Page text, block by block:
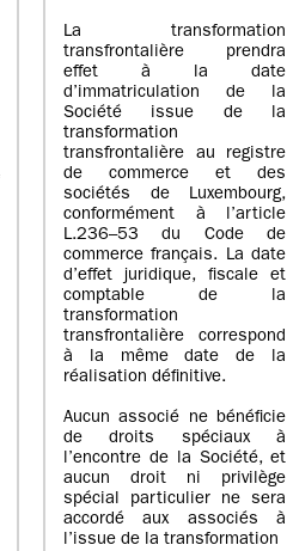
La transformation
transfrontalière prendra
effet à la date
d’immatriculation de la
Société issue de la
transformation
transfrontalière au registre
de commerce et des
sociétés de Luxembourg,
conformément à l’article
L.236–53 du Code de
commerce français. La date
d’effet juridique, fiscale et
comptable de la
transformation
transfrontalière correspond
à la même date de la
réalisation définitive.
Aucun associé ne bénéficie
de droits spéciaux à
l’encontre de la Société, et
aucun droit ni privilège
spécial particulier ne sera
accordé aux associés à
l’issue de la transformation